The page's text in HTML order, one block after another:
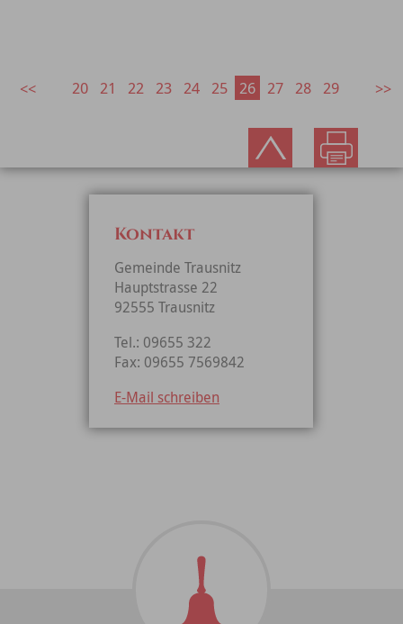
20 21 22 23 24 25 26 27 28 29
Kontakt
Gemeinde Trausnitz
Hauptstrasse 22
92555 Trausnitz
Tel.: 09655 322
Fax: 09655 7569842
E-Mail schreiben